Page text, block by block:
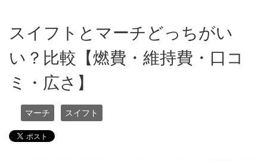
スイフトとマーチどっちがい
い？比較【燃費・維持費・口コ
ミ・広さ】
マーチ スイフト